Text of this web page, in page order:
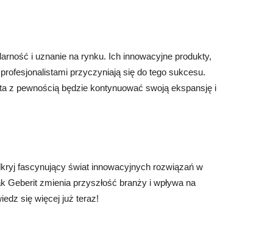
i uznanie na rynku. Ich innowacyjne produkty,
przyczyniają się do tego sukcesu.
z pewnością będzie kontynuować swoją ekspansję i
fascynujący świat innowacyjnych rozwiązań w
Geberit zmienia przyszłość branży i wpływa na
się więcej już teraz!